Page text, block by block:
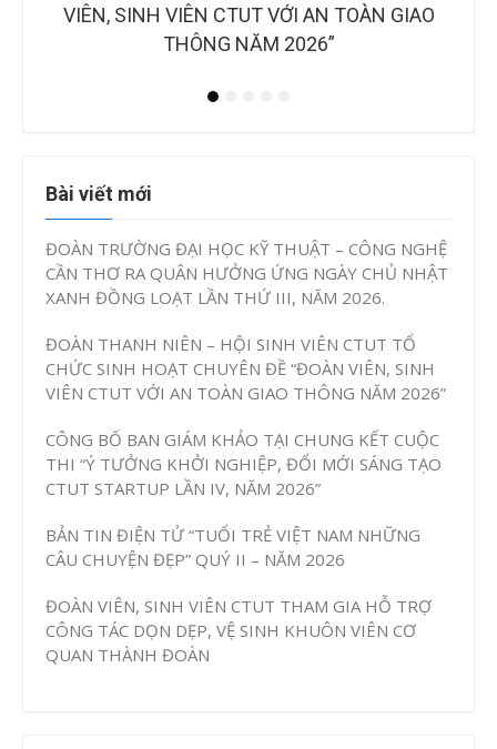
SÁNG TẠO CTUT STARTUP LẦN IV, NĂM
2026”
Bài viết mới
ĐOÀN TRƯỜNG ĐẠI HỌC KỸ THUẬT – CÔNG NGHỆ
CẦN THƠ RA QUÂN HƯỞNG ỨNG NGÀY CHỦ NHẬT
XANH ĐỒNG LOẠT LẦN THỨ III, NĂM 2026.
ĐOÀN THANH NIÊN – HỘI SINH VIÊN CTUT TỔ
CHỨC SINH HOẠT CHUYÊN ĐỀ “ĐOÀN VIÊN, SINH
VIÊN CTUT VỚI AN TOÀN GIAO THÔNG NĂM 2026”
CÔNG BỐ BAN GIÁM KHẢO TẠI CHUNG KẾT CUỘC
THI “Ý TƯỞNG KHỞI NGHIỆP, ĐỔI MỚI SÁNG TẠO
CTUT STARTUP LẦN IV, NĂM 2026”
BẢN TIN ĐIỆN TỬ “TUỔI TRẺ VIỆT NAM NHỮNG
CÂU CHUYỆN ĐẸP” QUÝ II – NĂM 2026
ĐOÀN VIÊN, SINH VIÊN CTUT THAM GIA HỖ TRỢ
CÔNG TÁC DỌN DẸP, VỆ SINH KHUÔN VIÊN CƠ
QUAN THÀNH ĐOÀN